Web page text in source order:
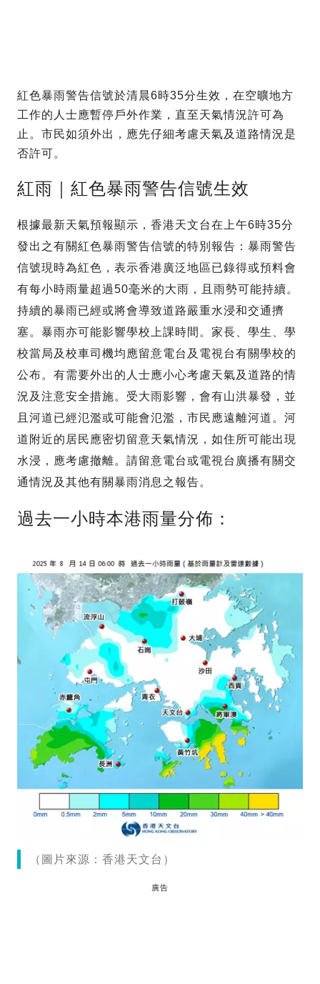
紅色暴雨警告信號於清晨6時35分生效，在空曠地方
工作的人士應暫停戶外作業，直至天氣情況許可為
止。市民如須外出，應先仔細考慮天氣及道路情況是
否許可。
紅雨｜紅色暴雨警告信號生效
根據最新天氣預報顯示，香港天文台在上午6時35分
發出之有關紅色暴雨警告信號的特別報告：暴雨警告
信號現時為紅色，表示香港廣泛地區已錄得或預料會
有每小時雨量超過50毫米的大雨，且雨勢可能持續。
持續的暴雨已經或將會導致道路嚴重水浸和交通擠
塞。暴雨亦可能影響學校上課時間。家長、學生、學
校當局及校車司機均應留意電台及電視台有關學校的
公布。有需要外出的人士應小心考慮天氣及道路的情
況及注意安全措施。受大雨影響，會有山洪暴發，並
且河道已經氾濫或可能會氾濫，市民應遠離河道。河
道附近的居民應密切留意天氣情況，如住所可能出現
水浸，應考慮撤離。請留意電台或電視台廣播有關交
通情況及其他有關暴雨消息之報告。
過去一小時本港雨量分佈：
（圖片來源：香港天文台）
廣告